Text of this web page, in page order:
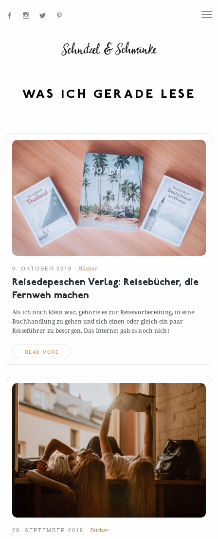
T
WAS ICH GERADE LESE
9. OKTOBER 2018 Bücher
Reisedepeschen Verlag: Reisebücher, die
Fernweh machen
Als ich noch klein war, gehörte es zur Reisevorbereitung, in eine
Buchhandlung zu gehen und sich einen oder gleich ein paar
Reiseführer zu besorgen. Das Internet gab es nochnicht
READ MORE
28. SEPTEMBER 2018 Bücher